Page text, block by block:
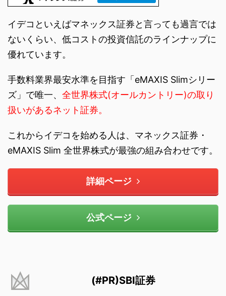
イデコといえばマネックス証券と言っても過言では
ないくらい、低コストの投資信託のラインナップに
優れています。
手数料業界最安水準を目指す「eMAXIS Slimシリー
ズ」で唯一、 全世界株式(オールカントリー)の取り
扱いがあるネット証券。
これからイデコを始める人は、マネックス証券・
eMAXIS Slim 全世界株式が最強の組み合わせです。
詳細ページ
公式ページ
(#PR)SBI証券